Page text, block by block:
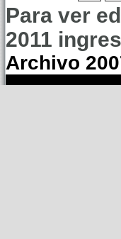
Para ver
2011
Archivo